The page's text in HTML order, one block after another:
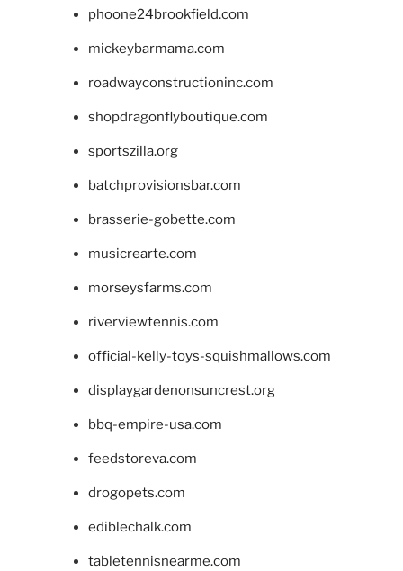
phoone24brookfield.com
mickeybarmama.com
roadwayconstructioninc.com
shopdragonflyboutique.com
sportszilla.org
batchprovisionsbar.com
brasserie-gobette.com
musicrearte.com
morseysfarms.com
riverviewtennis.com
official-kelly-toys-squishmallows.com
displaygardenonsuncrest.org
bbq-empire-usa.com
feedstoreva.com
drogopets.com
ediblechalk.com
tabletennisnearme.com